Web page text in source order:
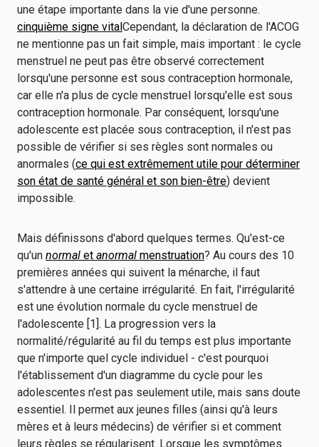
une étape importante dans la vie d'une personne.
cinquième signe vitalCependant, la déclaration de l'ACOG
ne mentionne pas un fait simple, mais important : le cycle
menstruel ne peut pas être observé correctement
lorsqu'une personne est sous contraception hormonale,
car elle n'a plus de cycle menstruel lorsqu'elle est sous
contraception hormonale. Par conséquent, lorsqu'une
adolescente est placée sous contraception, il n'est pas
possible de vérifier si ses règles sont normales ou
anormales (ce qui est extrêmement utile pour déterminer
son état de santé général et son bien-être) devient
impossible.
Mais définissons d'abord quelques termes. Qu'est-ce
qu'un normal et anormal menstruation? Au cours des 10
premières années qui suivent la ménarche, il faut
s'attendre à une certaine irrégularité. En fait, l'irrégularité
est une évolution normale du cycle menstruel de
l'adolescente [1]. La progression vers la
normalité/régularité au fil du temps est plus importante
que n'importe quel cycle individuel - c'est pourquoi
l'établissement d'un diagramme du cycle pour les
adolescentes n'est pas seulement utile, mais sans doute
essentiel. Il permet aux jeunes filles (ainsi qu'à leurs
mères et à leurs médecins) de vérifier si et comment
leurs règles se régularisent. Lorsque les symptômes